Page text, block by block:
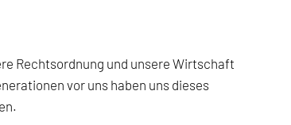
Rechtsordnung und unsere Wirtschaft
vor uns haben uns dieses